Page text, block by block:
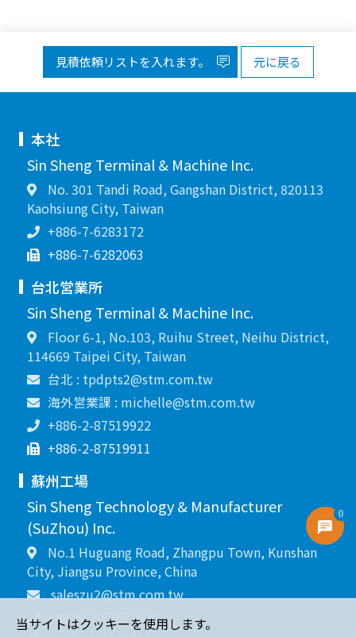
見積依頼リストを入れます。 元に戻る
本社
Sin Sheng Terminal & Machine Inc.
No. 301 Tandi Road, Gangshan District, 820113
Kaohsiung City, Taiwan
+886-7-6283172
+886-7-6282063
台北営業所
Sin Sheng Terminal & Machine Inc.
Floor 6-1, No.103, Ruihu Street, Neihu District,
114669 Taipei City, Taiwan
台北 : tpdpts2@stm.com.tw
海外営業課 : michelle@stm.com.tw
+886-2-87519922
+886-2-87519911
蘇州工場
Sin Sheng Technology & Manufacturer
(SuZhou) Inc.
No.1 Huguang Road, Zhangpu Town, Kunshan
City, Jiangsu Province, China
saleszu2@stm.com.tw
+86-512-82627890
当サイトはクッキーを使用します。
0